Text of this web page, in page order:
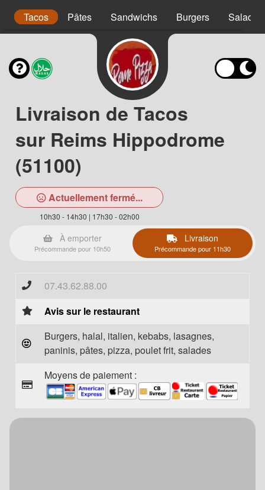
Tacos Pâtes Sandwichs Burgers Salades
Livraison de Tacos
sur Reims Hippodrome
(51100)
Actuellement fermé...
10h30 - 14h30 | 17h30 - 02h00
À emporter
Précommande pour 10h50
Livraison
Précommande pour 11h30
07.43.62.88.00
Avis sur le restaurant
Burgers, halal, italien, kebabs, lasagnes,
paninis, pâtes, pizza, poulet frit, salades
Moyens de paiement :